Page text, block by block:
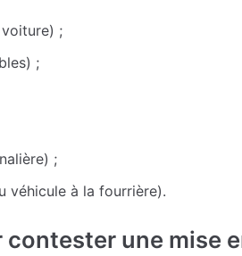
;
;
;
véhicule à la fourrière).
contester une mise